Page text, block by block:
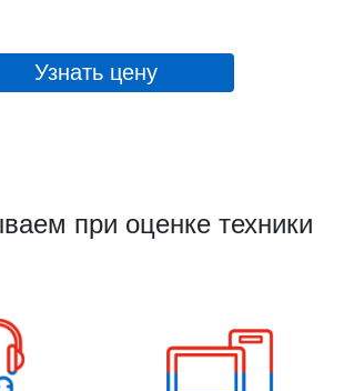
Узнать цену
при оценке техники